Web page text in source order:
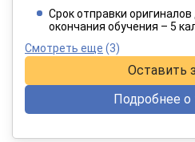
При оплате в
Срок отправки
окончания обучения – 5
Смотреть еще (3)
Оставить
Подробнее о